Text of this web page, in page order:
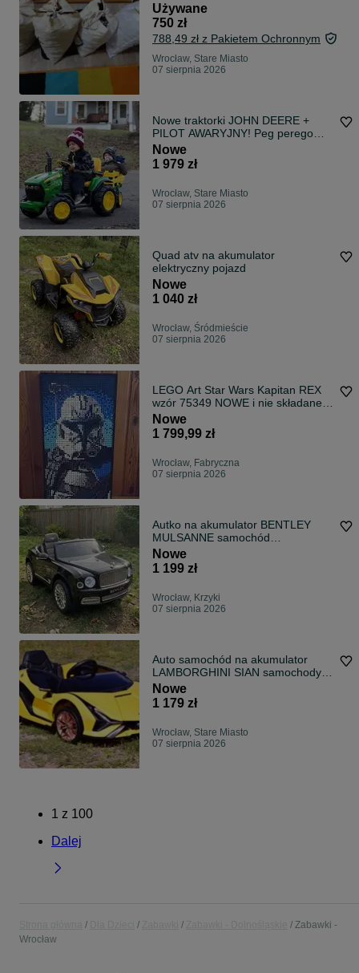
Używane
750 zł
788,49 zł z Pakietem Ochronnym
Wrocław, Stare Miasto
07 sierpnia 2026
Nowe traktorki JOHN DEERE +
PILOT AWARYJNY! Peg perego
ground force
Nowe
1 979 zł
Wrocław, Stare Miasto
07 sierpnia 2026
Quad atv na akumulator
elektryczny pojazd
Nowe
1 040 zł
Wrocław, Śródmieście
07 sierpnia 2026
LEGO Art Star Wars Kapitan REX
wzór 75349 NOWE i nie składane
Wrocław
Nowe
1 799,99 zł
Wrocław, Fabryczna
07 sierpnia 2026
Autko na akumulator BENTLEY
MULSANNE samochód
samochodzik pojazd auto
Nowe
1 199 zł
Wrocław, Krzyki
07 sierpnia 2026
Auto samochód na akumulator
LAMBORGHINI SIAN samochody
sportowe autka
Nowe
1 179 zł
Wrocław, Stare Miasto
07 sierpnia 2026
1 z 100
Dalej
Zabawki -
Wrocław